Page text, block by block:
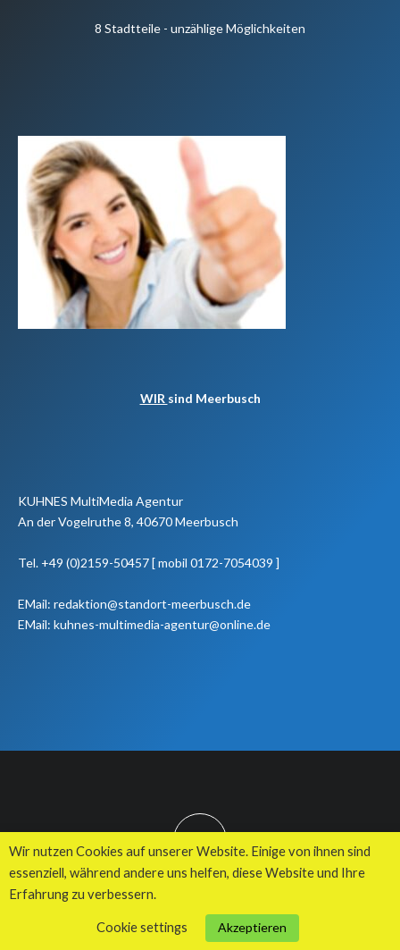
8 Stadtteile - unzählige Möglichkeiten
WIR sind Meerbusch
KUHNES MultiMedia Agentur
An der Vogelruthe 8, 40670 Meerbusch
Tel. +49 (0)2159-50457 [ mobil 0172-7054039 ]
EMail: redaktion@standort-meerbusch.de
EMail: kuhnes-multimedia-agentur@online.de
TOP
© 2026 Kuhnes MultiMedia Agentur
Wir nutzen Cookies auf unserer Website. Einige von ihnen sind
essenziell, während andere uns helfen, diese Website und Ihre
Erfahrung zu verbessern.
Cookie settings Akzeptieren